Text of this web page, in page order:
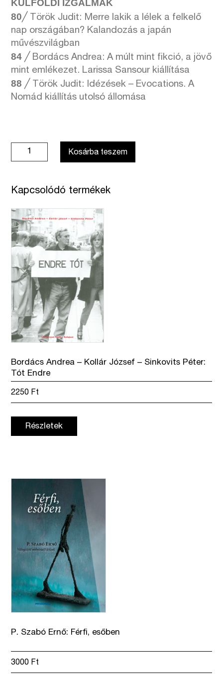
KÜLFÖLDI IZGALMAK
80╱ Török Judit: Merre lakik a lélek a felkelő
nap országában? Kalandozás a japán
művészvilágban
84 ╱ Bordács Andrea: A múlt mint fikció, a jövő
mint emlékezet. Larissa Sansour kiállítása
88 ╱ Török Judit: Idézések – Evocations. A
Nomád kiállítás utolsó állomása
Művészet
-
január–
február
mennyiség
Kosárba teszem
Kapcsolódó termékek
Bordács Andrea – Kollár József – Sinkovits Péter:
Tót Endre
2250 Ft
Részletek
P. Szabó Ernő: Férfi, esőben
3000 Ft